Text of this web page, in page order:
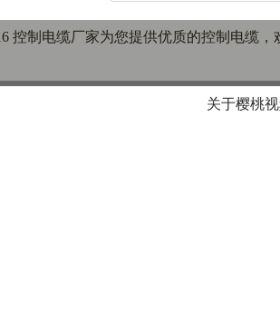
控制电缆厂家为您提供优质的控制电缆
关于樱桃